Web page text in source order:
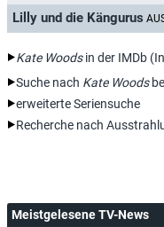
Lilly und die Kängurus
Kate Woodsin der IMDb
Suche nach Kate Woods
erweiterte Seriensuche
Recherche nach
Meistgelesene TV-News